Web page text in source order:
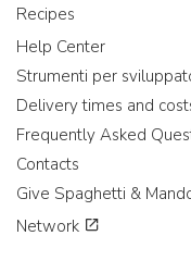
Recipes
Help Center
Strumenti per
Delivery times and
Frequently Asked
Contacts
Give Spaghetti &
Network